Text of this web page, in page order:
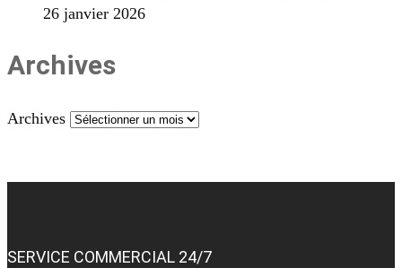
26 janvier 2026
Archives
Archives
SERVICE COMMERCIAL 24/7